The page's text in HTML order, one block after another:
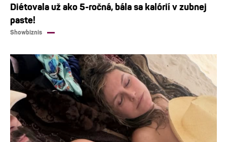
Diétovala už ako 5-ročná, bála sa kalórií v zubnej
paste!
Showbiznis